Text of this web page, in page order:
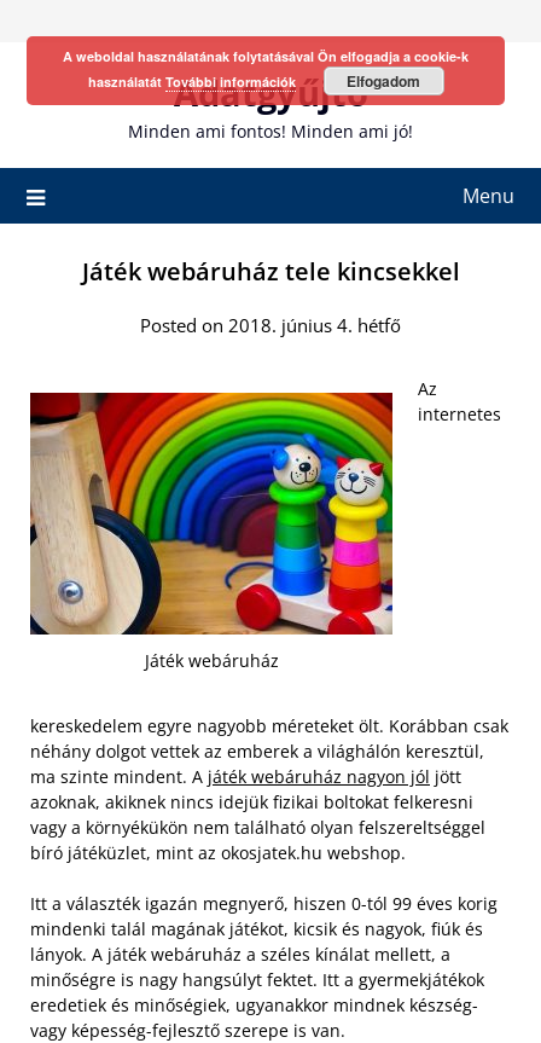
Adatgyűjtő
Minden ami fontos! Minden ami jó!
Menu
Játék webáruház tele kincsekkel
Posted on 2018. június 4. hétfő
Játék webáruház
Az
internetes
kereskedelem egyre nagyobb méreteket ölt. Korábban csak
néhány dolgot vettek az emberek a világhálón keresztül,
ma szinte mindent. A játék webáruház nagyon jól jött
azoknak, akiknek nincs idejük fizikai boltokat felkeresni
vagy a környékükön nem található olyan felszereltséggel
bíró játéküzlet, mint az okosjatek.hu webshop.
Itt a választék igazán megnyerő, hiszen 0-tól 99 éves korig
mindenki talál magának játékot, kicsik és nagyok, fiúk és
lányok. A játék webáruház a széles kínálat mellett, a
minőségre is nagy hangsúlyt fektet. Itt a gyermekjátékok
eredetiek és minőségiek, ugyanakkor mindnek készség-
vagy képesség-fejlesztő szerepe is van.
A weboldal használatának folytatásával Ön elfogadja a cookie-k
használatát További információk Elfogadom